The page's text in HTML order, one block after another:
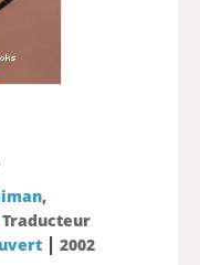
,
Traducteur
| 2002